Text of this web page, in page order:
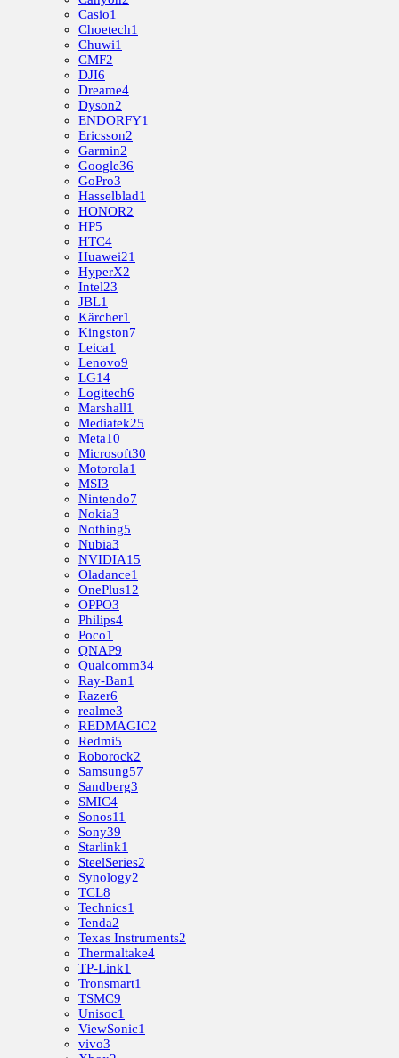
Casio1
Choetech1
Chuwi1
CMF2
DJI6
Dreame4
Dyson2
ENDORFY1
Ericsson2
Garmin2
Google36
GoPro3
Hasselblad1
HONOR2
HP5
HTC4
Huawei21
HyperX2
Intel23
JBL1
Kärcher1
Kingston7
Leica1
Lenovo9
LG14
Logitech6
Marshall1
Mediatek25
Meta10
Microsoft30
Motorola1
MSI3
Nintendo7
Nokia3
Nothing5
Nubia3
NVIDIA15
Oladance1
OnePlus12
OPPO3
Philips4
Poco1
QNAP9
Qualcomm34
Ray-Ban1
Razer6
realme3
REDMAGIC2
Redmi5
Roborock2
Samsung57
Sandberg3
SMIC4
Sonos11
Sony39
Starlink1
SteelSeries2
Synology2
TCL8
Technics1
Tenda2
Texas Instruments2
Thermaltake4
TP-Link1
Tronsmart1
TSMC9
Unisoc1
ViewSonic1
vivo3